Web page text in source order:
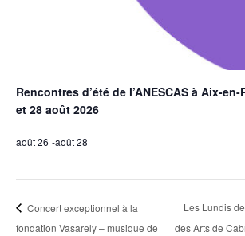
Rencontres d’été de l’ANESCAS à Aix-
et 28 août 2026
août 26 -août 28
Concert exceptionnel à la
fondation Vasarely – musique de
Les Lundis
des Arts de